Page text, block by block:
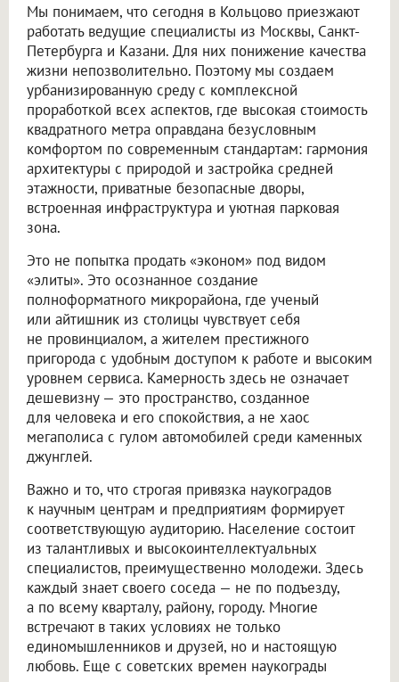
Мы понимаем, что сегодня в Кольцово приезжают
работать ведущие специалисты из Москвы, Санкт-
Петербурга и Казани. Для них понижение качества
жизни непозволительно. Поэтому мы создаем
урбанизированную среду с комплексной
проработкой всех аспектов, где высокая стоимость
квадратного метра оправдана безусловным
комфортом по современным стандартам: гармония
архитектуры с природой и застройка средней
этажности, приватные безопасные дворы,
встроенная инфраструктура и уютная парковая
зона.
Это не попытка продать «эконом» под видом
«элиты». Это осознанное создание
полноформатного микрорайона, где ученый
или айтишник из столицы чувствует себя
не провинциалом, а жителем престижного
пригорода с удобным доступом к работе и высоким
уровнем сервиса. Камерность здесь не означает
дешевизну — это пространство, созданное
для человека и его спокойствия, а не хаос
мегаполиса с гулом автомобилей среди каменных
джунглей.
Важно и то, что строгая привязка наукоградов
к научным центрам и предприятиям формирует
соответствующую аудиторию. Население состоит
из талантливых и высокоинтеллектуальных
специалистов, преимущественно молодежи. Здесь
каждый знает своего соседа — не по подъезду,
а по всему кварталу, району, городу. Многие
встречают в таких условиях не только
единомышленников и друзей, но и настоящую
любовь. Еще с советских времен наукограды